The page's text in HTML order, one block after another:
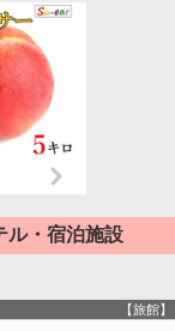
ル・宿泊施設
【旅館】